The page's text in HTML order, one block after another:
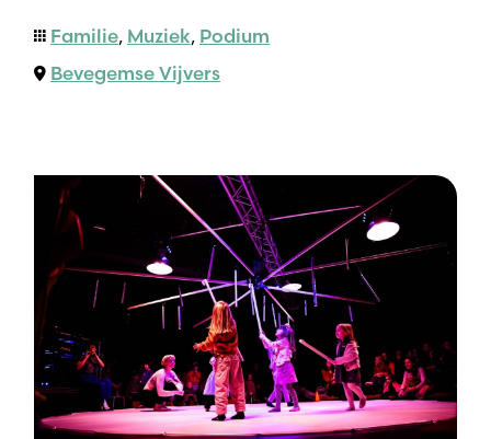
Familie, Muziek, Podium
Bevegemse Vijvers